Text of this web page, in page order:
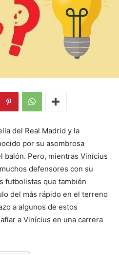
del Real Madrid y la
por su asombrosa
balón. Pero, mientras Vinícius
defensores con su
futbolistas que también
del más rápido en el terreno
a algunos de estos
a Vinícius en una carrera